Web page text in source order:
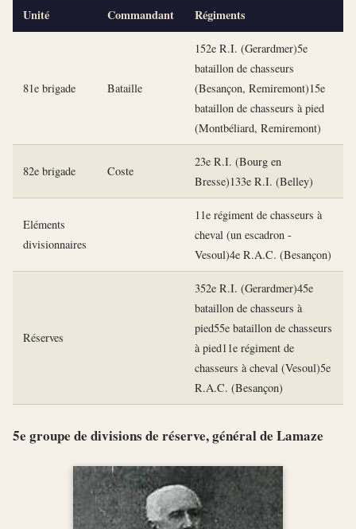
Unité Commandant Régiments
81e brigade Bataille
152e R.I. (Gerardmer)5e
bataillon de chasseurs
(Besançon, Remiremont)15e
bataillon de chasseurs à pied
(Montbéliard, Remiremont)
82e brigade Coste
23e R.I. (Bourg en
Bresse)133e R.I. (Belley)
Eléments
divisionnaires
11e régiment de chasseurs à
cheval (un escadron -
Vesoul)4e R.A.C. (Besançon)
Réserves
352e R.I. (Gerardmer)45e
bataillon de chasseurs à
pied55e bataillon de chasseurs
à pied11e régiment de
chasseurs à cheval (Vesoul)5e
R.A.C. (Besançon)
5e groupe de divisions de réserve, général de Lamaze